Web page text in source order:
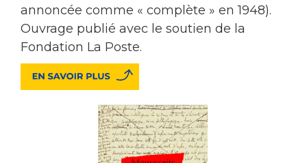
annoncée comme « complète » en 1948).
Ouvrage publié avec le soutien de la
Fondation La Poste.